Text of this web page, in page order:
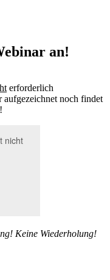
an!
erforderlich
noch findet
Keine Wiederholung!